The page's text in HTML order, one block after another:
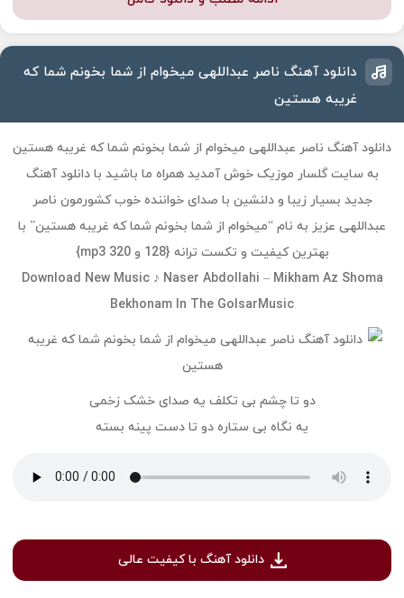
دانلود آهنگ ناصر عبداللهی میخوام از شما بخونم شما که
غریبه هستین
دانلود آهنگ ناصر عبداللهی میخوام از شما بخونم شما که غریبه هستین
به سایت گلسار موزیک خوش آمدید همراه ما باشید با دانلود آهنگ
جدید بسیار زیبا و دلنشین با صدای خواننده خوب کشورمون ناصر
عبداللهی عزیز به نام “میخوام از شما بخونم شما که غریبه هستین” با
بهترین کیفیت و تکست ترانه {128 و 320 mp3}
Download New Music ♪ Naser Abdollahi – Mikham Az Shoma
Bekhonam In The GolsarMusic
دو تا چشم بی تکلف یه صدای خشک زخمی
یه نگاه بی ستاره دو تا دست پینه بسته
دانلود آهنگ با کیفیت عالی